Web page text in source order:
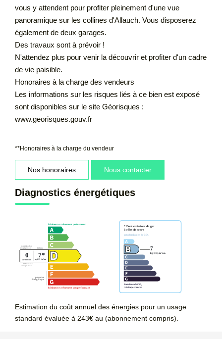
vous y attendent pour profiter pleinement d'une vue
panoramique sur les collines d'Allauch. Vous disposerez
également de deux garages.
Des travaux sont à prévoir !
N'attendez plus pour venir la découvrir et profiter d'un cadre
de vie paisible.
Honoraires à la charge des vendeurs
Les informations sur les risques liés à ce bien est exposé
sont disponibles sur le site Géorisques :
www.georisques.gouv.fr
**Honoraires à la charge du vendeur
Nos honoraires Nous contacter
Diagnostics énergétiques
Estimation du coût annuel des énergies pour un usage
standard évaluée à 243€ au (abonnement compris).